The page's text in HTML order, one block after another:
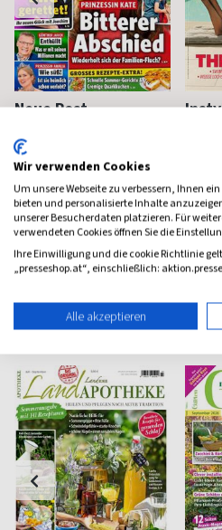
Neue Post
ab 3,90 €
(werktäglich) 4,65
Haus & Garten Magazine
Wir verwenden Cookies
Um unsere Webseite zu verbessern, Ihnen
bieten und personalisierte Inhalte
unserer Besucherdaten platzieren. Für
verwendeten Cookies öffnen Sie die
Ihre Einwilligung und die cookie Richtlinie
„presseshop.at“, einschließlich:
Alle akzeptieren